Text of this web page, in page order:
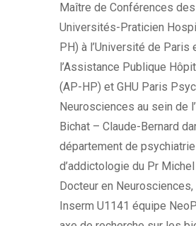
Maître de Conférences des
Universités-Praticien
PH) à l’Université de Paris
l’Assistance Publique
(AP-HP) et GHU Paris
Neurosciences au sein de
Bichat – Claude-Bernard
département de
d’addictologie du Pr
Docteur en Neurosciences,
Inserm U1141 équipe